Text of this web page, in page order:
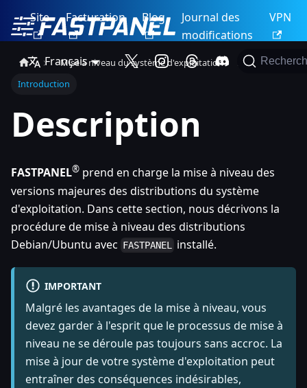
Site Facturation Blog
Journal des
modifications
VPN
Français
Mise à niveau du système d'exploitation
Introduction
Description
FASTPANEL® prend en charge la mise à niveau des
versions majeures des distributions du système
d'exploitation. Dans cette section, nous décrivons la
procédure de mise à niveau des distributions
Debian/Ubuntu avec FASTPANEL installé.
IMPORTANT
Malgré les avantages de la mise à niveau, vous
devez garder à l'esprit que le processus de mise à
niveau ne se déroule pas toujours sans accroc. La
mise à jour de votre système d'exploitation peut
entraîner des conséquences indésirables,